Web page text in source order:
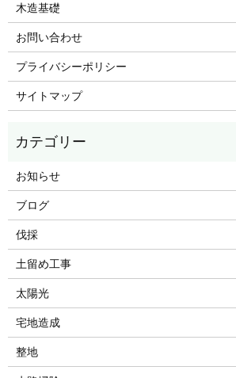
木造基礎
お問い合わせ
プライバシーポリシー
サイトマップ
お知らせ
ブログ
伐採
土留め工事
太陽光
宅地造成
整地